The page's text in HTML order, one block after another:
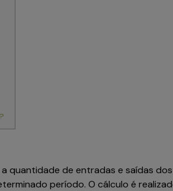
quantidade de entradas e saídas dos
período. O cálculo é